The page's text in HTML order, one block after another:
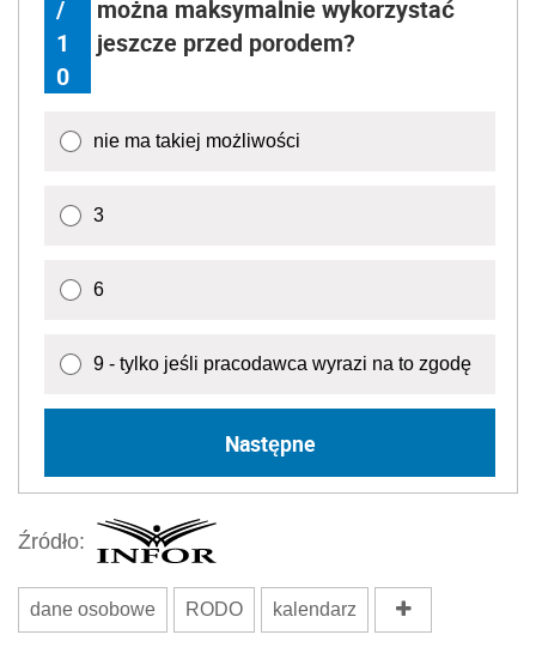
/
1
0
można maksymalnie wykorzystać
jeszcze przed porodem?
nie ma takiej możliwości
3
6
9 - tylko jeśli pracodawca wyrazi na to zgodę
Następne
Źródło:
dane osobowe RODO kalendarz